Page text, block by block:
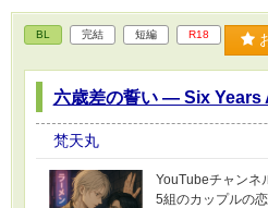
BL 完結 短編 R18
六歳差の誓い — Six Years
梵天丸
YouTubeチャンネ
5組のカップルの